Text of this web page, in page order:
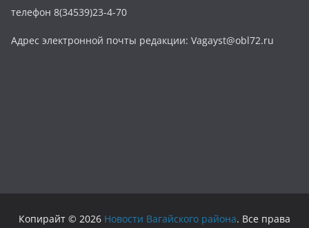
телефон 8(34539)23-4-70
Адрес электронной почты редакции: Vagayst@obl72.ru
Копирайт © 2026 Новости Вагайского района. Все права